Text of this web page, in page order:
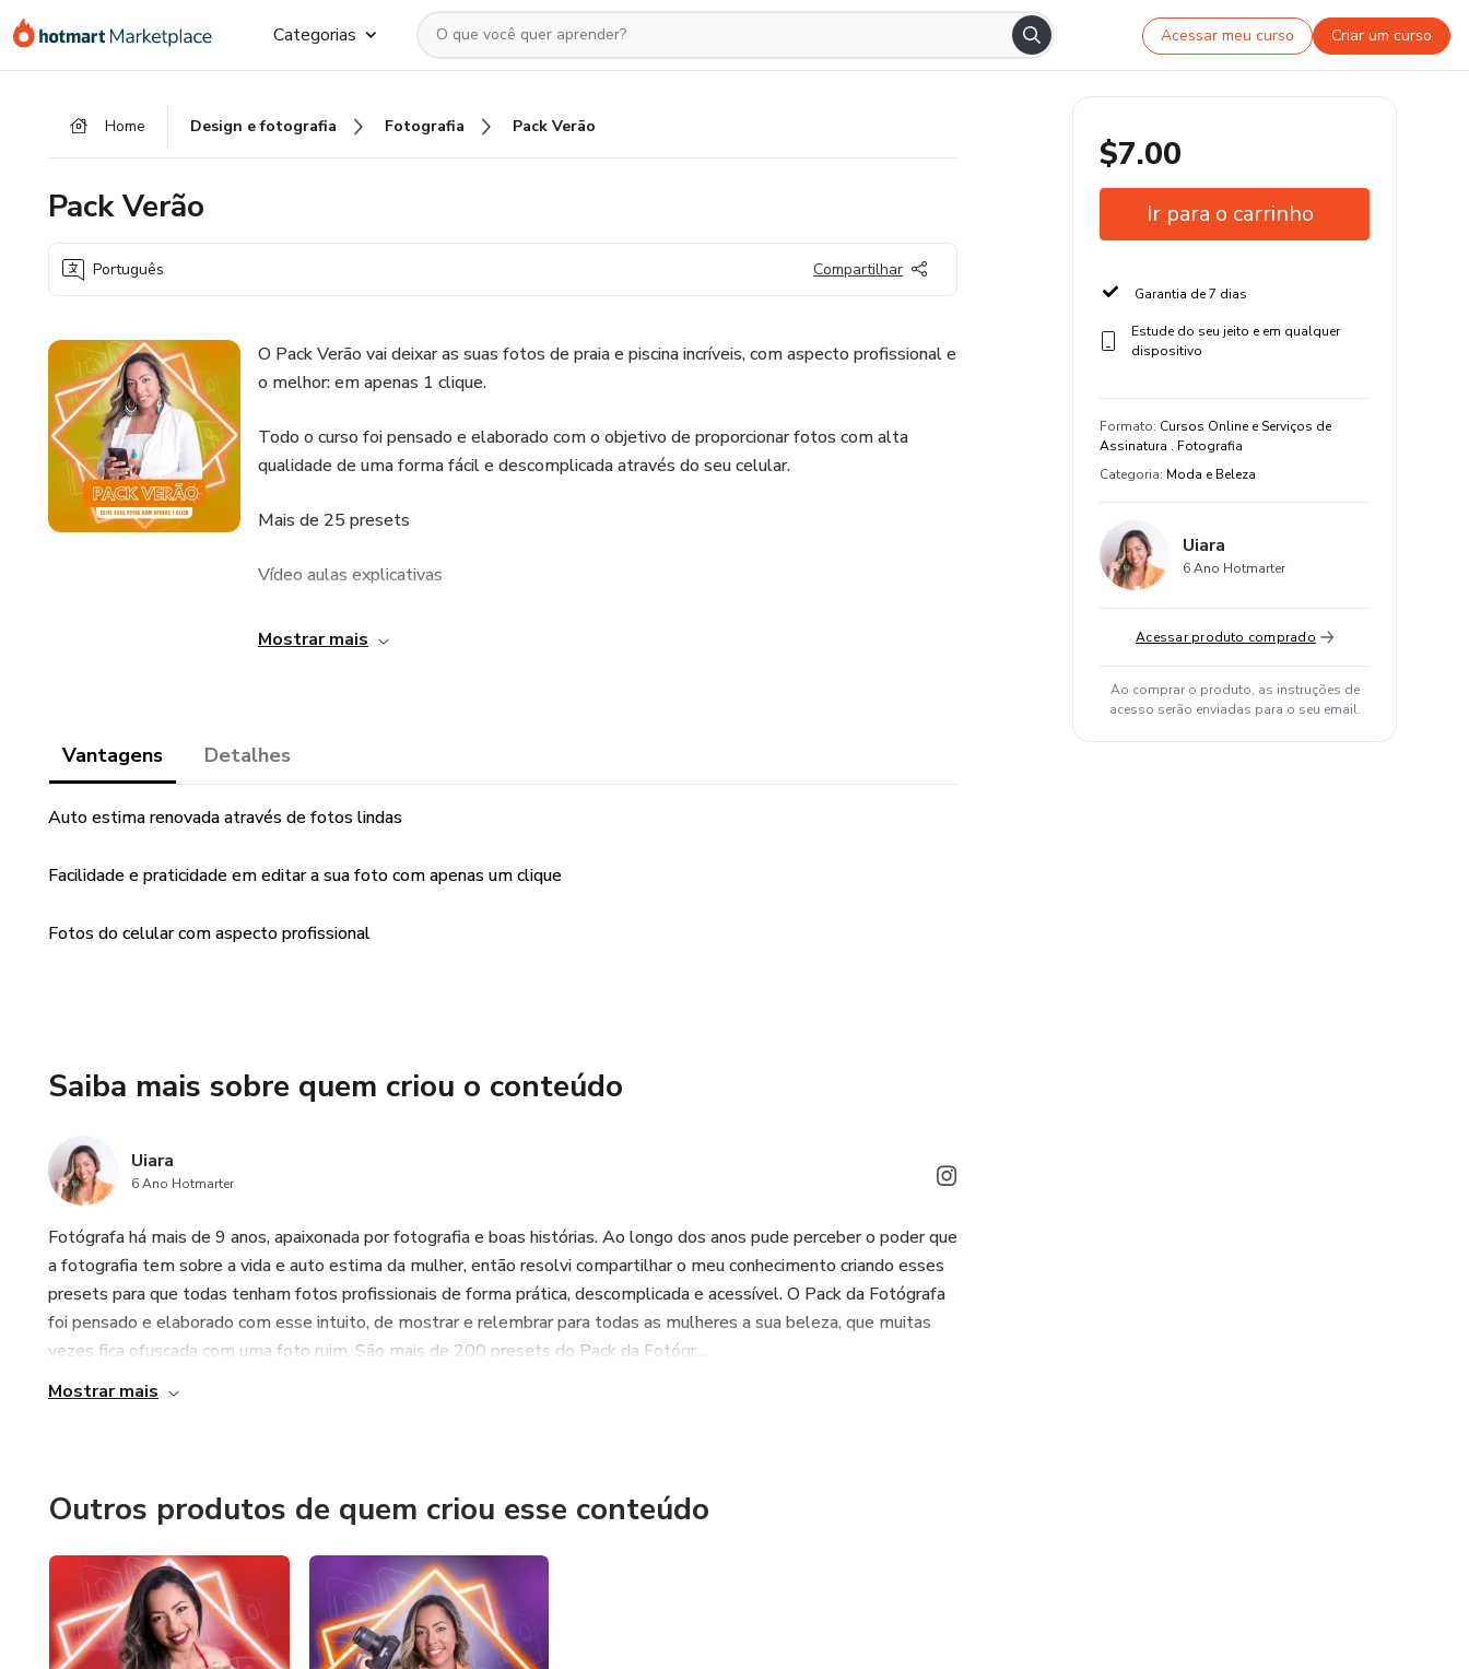
para
para
para
Categorias Acessar meu curso Criar um curso
Home Design e fotografia Fotografia Pack Verão
Pack Verão
Português Compartilhar
O Pack Verão vai deixar as suas fotos de praia e piscina incríveis, com aspecto profissional e
o melhor: em apenas 1 clique.
Todo o curso foi pensado e elaborado com o objetivo de proporcionar fotos com alta
qualidade de uma forma fácil e descomplicada através do seu celular.
Mais de 25 presets
Vídeo aulas explicativas
Compatível com IOS e Android
Mostrar mais
Vantagens Detalhes
Auto estima renovada através de fotos lindas
Facilidade e praticidade em editar a sua foto com apenas um clique
Fotos do celular com aspecto profissional
Saiba mais sobre quem criou o conteúdo
Uiara
6 Ano Hotmarter
Fotógrafa há mais de 9 anos, apaixonada por fotografia e boas histórias. Ao longo dos anos pude perceber o poder que
a fotografia tem sobre a vida e auto estima da mulher, então resolvi compartilhar o meu conhecimento criando esses
presets para que todas tenham fotos profissionais de forma prática, descomplicada e acessível. O Pack da Fotógrafa
foi pensado e elaborado com esse intuito, de mostrar e relembrar para todas as mulheres a sua beleza, que muitas
vezes fica ofuscada com uma foto ruim. São mais de 200 presets do Pack da Fotógr...
Mostrar mais
Outros produtos de quem criou esse conteúdo
$7.00
Ir para o carrinho
Garantia de 7 dias
Estude do seu jeito e em qualquer
dispositivo
Formato: Cursos Online e Serviços de
Assinatura . Fotografia
Categoria: Moda e Beleza
Uiara
6 Ano Hotmarter
Acessar produto comprado
Ao comprar o produto, as instruções de
acesso serão enviadas para o seu email.